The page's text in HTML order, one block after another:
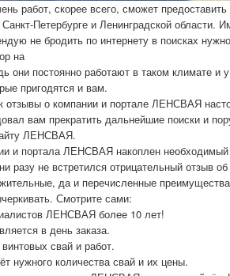
работ, скорее всего, сможет
Петербурге и Ленинградской области.
не бродить по интернету в поисках
на
постоянно работают в таком климате и
пригодятся и вам.
отзывы о компании и портале ЛЕНСВАЯ
вам прекратить дальнейшие поиски и
ЛЕНСВАЯ.
и портала ЛЕНСВАЯ накоплен необходимый
разу не встретился отрицательный отзыв
да и перечисленные
Смотрите сами:
ЛЕНСВАЯ более 10 лет!
в день заказа.
свай и работ.
нужного количества свай и их цены.